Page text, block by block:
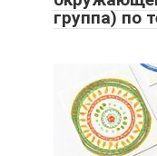
группа) по